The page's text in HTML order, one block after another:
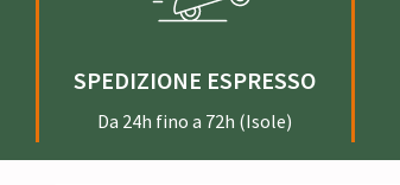
SPEDIZIONE ESPRESSO
Da 24h fino a 72h (Isole)